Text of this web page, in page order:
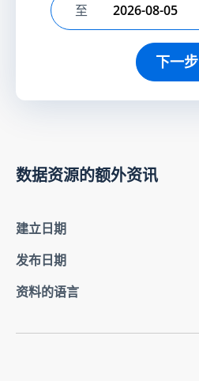
选择结束日期
至
下一步
数据资源的额外资讯
建立日期
发布日期
资料的语言